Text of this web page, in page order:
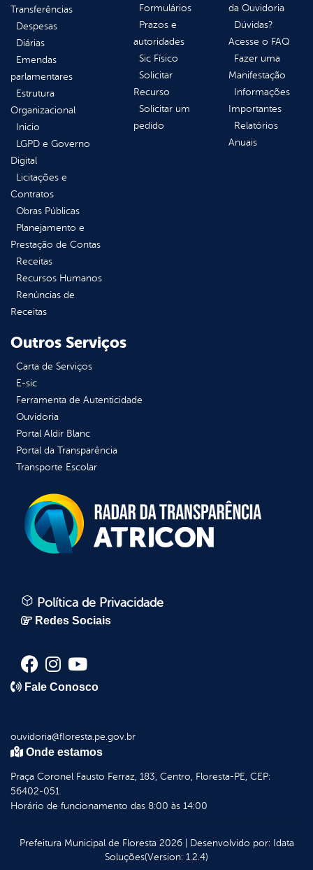
Transferências
Despesas
Diárias
Emendas
parlamentares
Estrutura
Organizacional
Inicio
LGPD e Governo
Digital
Licitações e
Contratos
Obras Públicas
Planejamento e
Prestação de Contas
Receitas
Recursos Humanos
Renúncias de
Receitas
Formulários
Prazos e
autoridades
Sic Físico
Solicitar
Recurso
Solicitar um
pedido
da Ouvidoria
Dúvidas?
Acesse o FAQ
Fazer uma
Manifestação
Informações
Importantes
Relatórios
Anuais
Outros Serviços
Carta de Serviços
E-sic
Ferramenta de Autenticidade
Ouvidoria
Portal Aldir Blanc
Portal da Transparência
Transporte Escolar
Política de Privacidade
Redes Sociais
Fale Conosco
ouvidoria@floresta.pe.gov.br
Onde estamos
Praça Coronel Fausto Ferraz, 183, Centro, Floresta-PE, CEP:
56402-051
Horário de funcionamento das 8:00 às 14:00
Prefeitura Municipal de Floresta2026| Desenvolvido por: Idata
Soluções(Version: 1.2.4)